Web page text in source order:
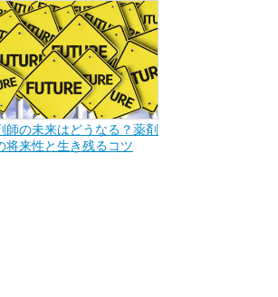
師の未来はどうなる？薬剤
将来性と生き残るコツ